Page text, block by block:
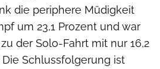
die periphere Müdigkeit
um 23,1 Prozent und war
der Solo-Fahrt mit nur 16,2
Die Schlussfolgerung ist